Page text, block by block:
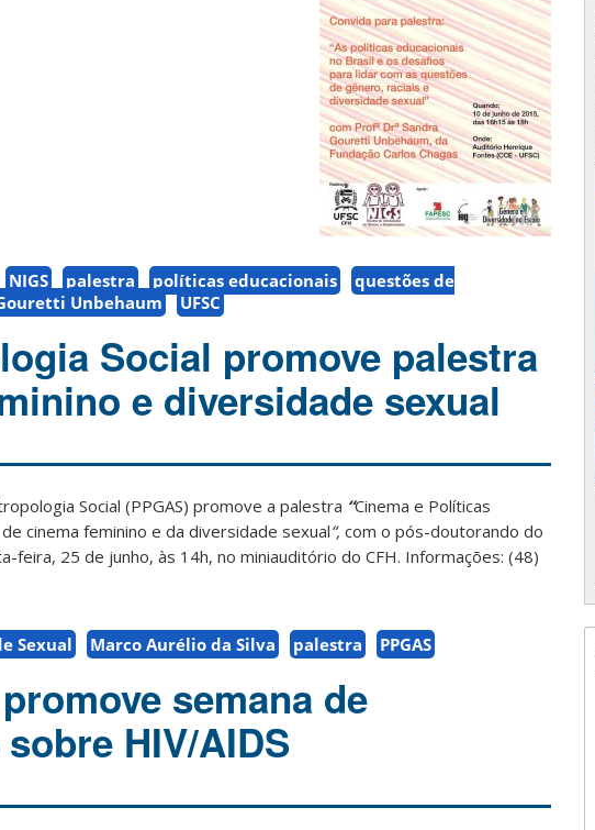
NIGS palestra políticas educacionais
questões de
Unbehaum UFSC
Social promove palestra
e diversidade sexual
Social (PPGAS) promove a palestra “Cinema e Políticas
cinema feminino e da diversidade sexual“, com o pós-doutorando do
feira, 25 de junho, às 14h, no miniauditório do CFH. Informações: (48)
Sexual Marco Aurélio da Silva palestra PPGAS
semana de
HIV/AIDS